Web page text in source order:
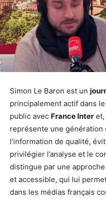
Simon Le Baron est un
principalement actif dans
public avec France Inter et,
représente une génération
l’information de qualité,
privilégier l’analyse et le
distingue par une
et accessible, qui lui
dans les médias français